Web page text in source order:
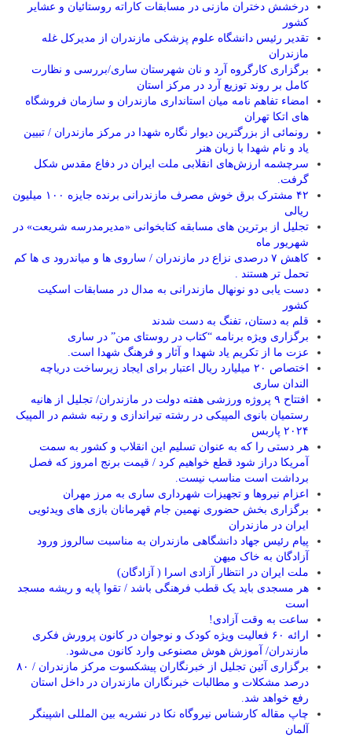
درخشش دختران مازنی در مسابقات کاراته روستائیان و عشایر
کشور
تقدیر رئیس دانشگاه علوم پزشکی مازندران از مدیرکل غله
مازندران
برگزاری کارگروه آرد و نان شهرستان ساری/بررسی و نظارت
کامل بر روند توزیع آرد در مرکز استان
امضاء تفاهم نامه میان استانداری مازندران و سازمان فروشگاه
های اتکا تهران
رونمائی از بزرگترین دیوار نگاره شهدا در مرکز مازندران / تبیین
یاد و نام شهدا با زبان هنر
سرچشمه ارزش‌های انقلابی ملت ایران در دفاع مقدس شکل
گرفت.
۴۲ مشترک برق خوش مصرف مازندرانی برنده جایزه ۱۰۰ میلیون
ریالی
تجلیل از برترین های مسابقه کتابخوانی «مدیرمدرسه شریعت» در
شهریور ماه
کاهش ۷ درصدی نزاع در مازندران / ساروی ها و میاندرود ی ها کم
تحمل تر هستند‌ .
دست یابی دو نونهال مازندرانی به مدال در مسابقات اسکیت
کشور
قلم به دستان، تفنگ به دست شدند
برگزاری ویژه برنامه “کتاب در روستای من” در ساری
عزت ما از تکریم یاد شهدا و آثار و فرهنگ شهدا است.
اختصاص ۲۰ میلیارد ریال اعتبار برای ایجاد زیرساخت دریاچه
الندان ساری
افتتاح ۹ پروژه ورزشی هفته دولت در مازندران/ تجلیل از هانیه
رستمیان بانوی المپیکی در رشته تیراندازی و رتبه ششم در المپیک
۲۰۲۴ پاربس
هر دستی را که به عنوان تسلیم این انقلاب و کشور به سمت
آمريکا دراز شود قطع خواهیم کرد / قیمت برنج امروز که فصل
برداشت است مناسب نیست.
اعزام نیروها و تجهیزات شهرداری ساری به مرز مهران
برگزاری بخش حضوری نهمین جام قهرمانان بازی های ویدئویی
ایران در مازندران
پیام رئیس جهاد دانشگاهی مازندران به مناسبت سالروز ورود
آزادگان به خاک میهن
ملت ایران در انتظار آزادی اسرا ( آزادگان)
هر مسجدی باید یک قطب فرهنگی باشد / تقوا پایه و ریشه مسجد
است
ساعت به وقت آزادی!
ارائه ۶۰ فعالیت ویژه کودک و نوجوان در کانون پرورش فکری
مازندران/ آموزش هوش مصنوعی وارد کانون می‌شود.
برگزاری آئین تجلیل از خبرنگاران پیشکسوت مرکز مازندران / ۸۰
درصد مشکلات و مطالبات خبرنگاران مازندران در داخل استان
رفع خواهد شد.
چاپ مقاله کارشناس نيروگاه نكا در نشریه بین المللی اشپینگر
آلمان